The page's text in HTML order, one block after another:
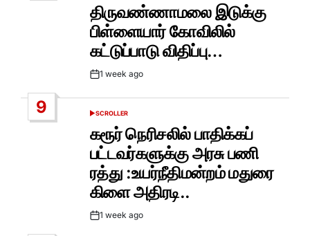
திருவண்ணாமலை இடுக்கு
பிள்ளையார் கோவிலில்
கட்டுப்பாடு விதிப்பு…
Post1 week ago
9
POSTED
SCROLLER
கரூர் நெரிசலில் பாதிக்கப்
பட்டவர்களுக்கு அரசு பணி
ரத்து :உயர்நீதிமன்றம் மதுரை
கிளை அதிரடி..
Post1 week ago